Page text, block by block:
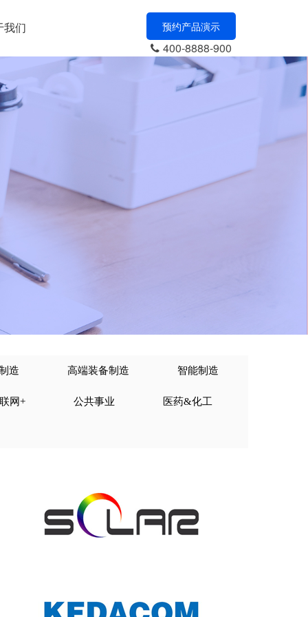
我们 预约产品演示
400-8888-900
造 高端装备制造 智能制造
网+ 公共事业 医药&化工